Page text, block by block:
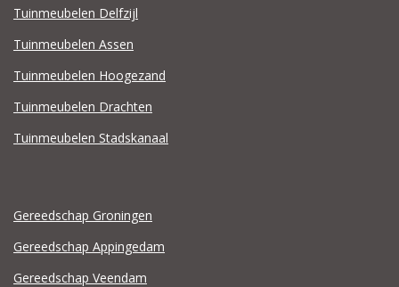
Tuinmeubelen Delfzijl
Tuinmeubelen Assen
Tuinmeubelen Hoogezand
Tuinmeubelen Drachten
Tuinmeubelen Stadskanaal
Gereedschap Groningen
Gereedschap Appingedam
Gereedschap Veendam